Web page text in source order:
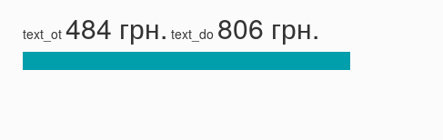
text_ot 484 грн. text_do 806 грн.